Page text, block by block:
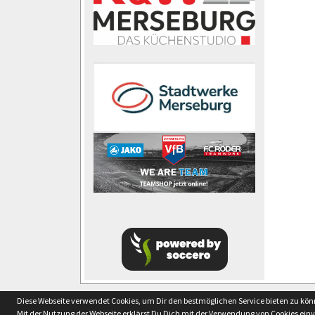
soccero.de
© 2006 - 2026
Diese Webseite verwendet Cookies, um Dir den bestmöglichen Service bieten zu